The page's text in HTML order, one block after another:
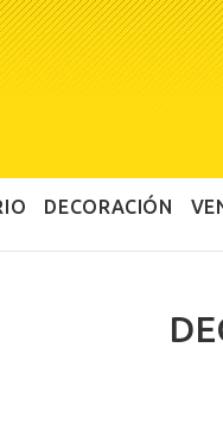
DECORACIÓN